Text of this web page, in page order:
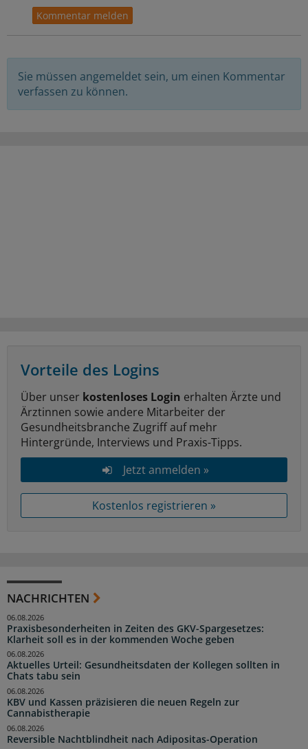
Sie müssen angemeldet sein, um einen Kommentar
verfassen zu können.
Vorteile des Logins
Über unser kostenloses Login erhalten Ärzte und
Ärztinnen sowie andere Mitarbeiter der
Gesundheitsbranche Zugriff auf mehr
Hintergründe, Interviews und Praxis-Tipps.
Jetzt anmelden »
Kostenlos registrieren »
NACHRICHTEN
Praxisbesonderheiten in Zeiten des GKV-Spargesetzes:
Klarheit soll es in der kommenden Woche geben
06.08.2026
Aktuelles Urteil: Gesundheitsdaten der Kollegen sollten in
Chats tabu sein
06.08.2026
KBV und Kassen präzisieren die neuen Regeln zur
Cannabistherapie
06.08.2026
Reversible Nachtblindheit nach Adipositas-Operation
06.08.2026